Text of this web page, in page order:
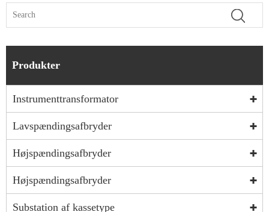
Produkter
Instrumenttransformator
Lavspændingsafbryder
Højspændingsafbryder
Højspændingsafbryder
Substation af kassetype